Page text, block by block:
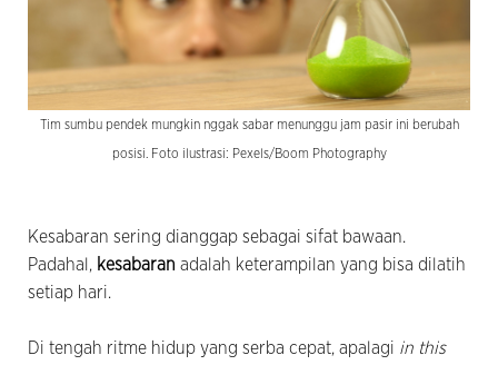
Tim sumbu pendek mungkin nggak sabar menunggu jam pasir ini berubah
posisi. Foto ilustrasi: Pexels/Boom Photography
Kesabaran sering dianggap sebagai sifat bawaan.
Padahal, kesabaran adalah keterampilan yang bisa dilatih
setiap hari.
Di tengah ritme hidup yang serba cepat, apalagi in this